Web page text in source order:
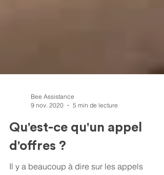
Bee Assistance
9 nov. 2020
Qu'est-ce qu'un appel